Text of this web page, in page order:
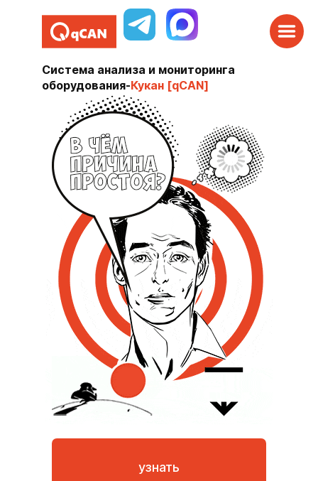
Система анализа и мониторинга
оборудования-Кукан [qCAN]
узнать